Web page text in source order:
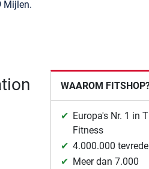
Mijlen.
WAAROM
Europa's Nr. 1 in
Fitness
4.000.000
Meer dan 7.000